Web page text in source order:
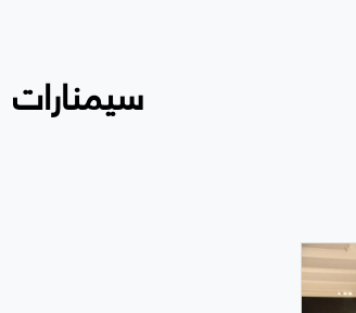
سيمنارات